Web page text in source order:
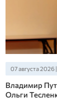
07 августа 2026
Владимир
Ольги